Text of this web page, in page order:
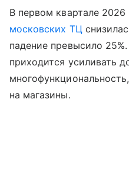
В первом квартале
московских ТЦ
падение превысило
приходится усиливать
на магазины.